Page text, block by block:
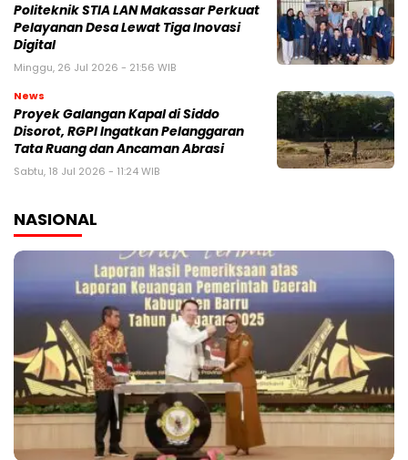
Politeknik STIA LAN Makassar Perkuat
Pelayanan Desa Lewat Tiga Inovasi
Digital
Minggu, 26 Jul 2026 - 21:56 WIB
News
Proyek Galangan Kapal di Siddo
Disorot, RGPI Ingatkan Pelanggaran
Tata Ruang dan Ancaman Abrasi
Sabtu, 18 Jul 2026 - 11:24 WIB
NASIONAL